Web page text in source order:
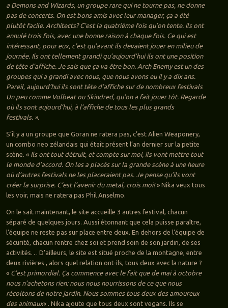
a Demons and Wizards, un groupe rare qui ne tourne pas, ne donne
pas de concerts. On est bons amis avec leur manager, ça a été
plutôt facile. Architects? C’est la quatrième fois qu’on tente. Ils ont
annulé trois fois, avec une bonne raison à chaque fois. Ce qui est
intéressant, pour eux, c’est qu’avant ils devaient jouer en milieu de
journée. Ils ont tellement grandi qu’aujourd’hui ils ont une position
de tête d’affiche. Je sais que ça va être bon. Arch Enemy est un des
groupes qui a grandi avec nous, que nous avons eu il y a dix ans.
Pareil, aujourd’hui ils sont tête d’affiche sur de nombreux festivals
Un peu comme Volbeat ou Skindred, qu’on a fait jouer tôt. Regarde
où ils sont aujourd’hui, à l’affiche de tous les plus grands
festivals. ».
S’il y a un groupe que Goran ne ratera pas, c’est Alien Weaponery,
un combo neo zélandais qui était présent l’an dernier sur la petite
scène. « Ils ont tout détruit, et compte sur moi, ils vont mettre tout
le monde d’accord. On les a placés sur la grande scène à une heure
où d’autres festivals ne les placeraient pas. Je pense qu’ils vont
créer la surprise. C’est l’avenir du metal, crois moi!» Nika veux tous
les voir, mais ne ratera pas Phil Anselmo.
On le sait maintenant, le site accueille 3 autres festival, chacun
séparé de quelques jours. Aussi étonnant que cela puisse paraître,
l’équipe ne reste pas sur place entre deux. En dehors de l’équipe de
sécurité, chacun rentre chez soi et prend soin de son jardin, de ses
activités… D’ailleurs, le site est situé proche de la montagne, entre
deux rivières , alors quel relation ont-ils, tous deux avec la nature ?
« C’est primordial. Ça commence avec le fait que de mai à octobre
nous n’achetons rien: nous nous nourrissons de ce que nous
récoltons de notre jardin. Nous sommes tous deux des amoureux
des animaux« . Nika ajoute que tous deux sont vegans. Ils se